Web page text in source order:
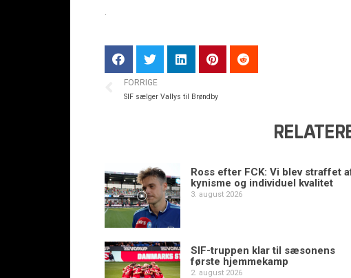
.
FORRIGE
SIF sælger Vallys til Brøndby
Ross efter FCK: Vi blev straffet
kynisme og individuel kvalitet
3. august 2026
SIF-truppen klar til sæsonens
første hjemmekamp
2. august 2026